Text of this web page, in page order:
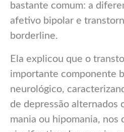
bastante comum: a
afetivo bipolar e
borderline.
Ela explicou que o
importante componente
neurológico,
de depressão alternados
mania ou hipomania, nos